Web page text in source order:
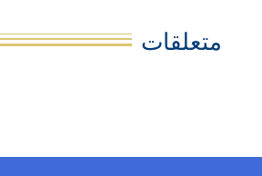
متعلقات